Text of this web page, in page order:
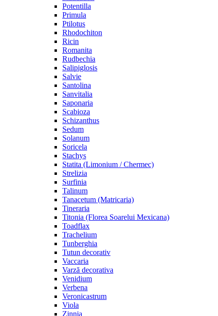
Potentilla
Primula
Ptilotus
Rhodochiton
Ricin
Romanita
Rudbechia
Salipiglosis
Salvie
Santolina
Sanvitalia
Saponaria
Scabioza
Schizanthus
Sedum
Solanum
Soricela
Stachys
Statita (Limonium / Chermec)
Strelizia
Surfinia
Talinum
Tanacetum (Matricaria)
Tineraria
Titonia (Florea Soarelui Mexicana)
Toadflax
Trachelium
Tunberghia
Tutun decorativ
Vaccaria
Varză decorativa
Venidium
Verbena
Veronicastrum
Viola
Zinnia